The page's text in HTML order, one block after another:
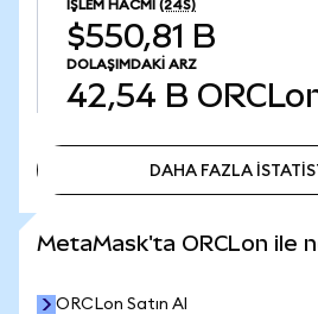
İŞLEM HACMI (24S)
$550,81 B
DOLAŞIMDAKI ARZ
42,54 B
DAHA FAZLA
MetaMask'ta ORCLon ile
ORCLon Satın Al